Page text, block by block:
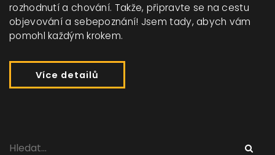
rozhodnutí a chování. Takže, připravte se na cestu
objevování a sebepoznání! Jsem tady, abych vám
pomohl každým krokem.
Více detailů